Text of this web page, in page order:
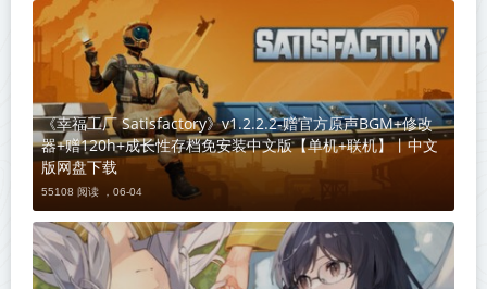
《幸福工厂 Satisfactory》v1.2.2.2-赠官方原声BGM+修改
器+赠120h+成长性存档免安装中文版【单机+联机】丨中文
版网盘下载
55108 阅读 ， 06-04